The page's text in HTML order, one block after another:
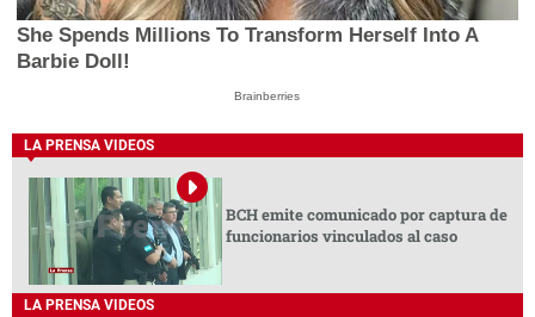
She Spends Millions To Transform Herself Into A
Barbie Doll!
Brainberries
LA PRENSA VIDEOS
BCH emite comunicado por captura de
funcionarios vinculados al caso
LA PRENSA VIDEOS